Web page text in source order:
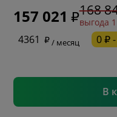
157 021 168
выгода
4361
/ месяц 0 ₽
В
* необязательное